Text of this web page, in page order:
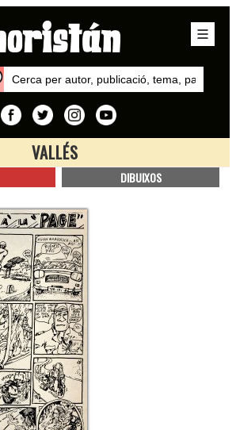
VALLÉS
Vallés
DIBUIXOS